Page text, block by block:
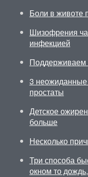
Боли в животе
Шизофрения
инфекцией
Поддерживаем
3 неожиданные
простаты
Детское
больше
Несколько
Три способа
окном то